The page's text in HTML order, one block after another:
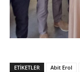
ETIKETLER Abit Erol